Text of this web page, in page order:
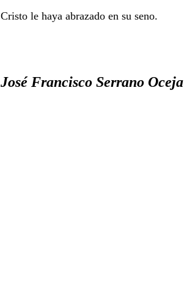
Cristo le haya abrazado en su seno.
José Francisco Serrano Oceja